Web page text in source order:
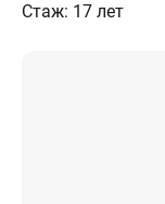
Стаж: 17 лет